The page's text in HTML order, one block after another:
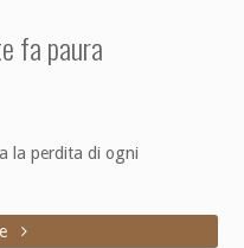
fa paura
la perdita di ogni